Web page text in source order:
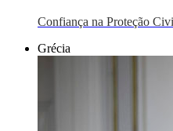
Confiança na Proteção
Grécia